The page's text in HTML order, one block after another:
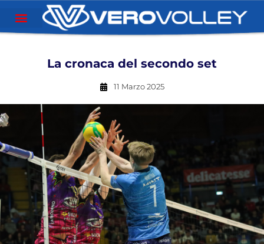
La cronaca del secondo set
11 Marzo 2025